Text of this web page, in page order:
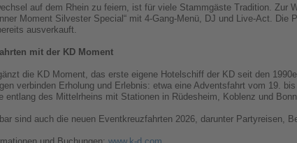
auf dem Rhein zu feiern, ist für viele Stammgäste Tradition.
Moment Silvester Special“ mit 4-Gang-Menü, DJ und Live-Act.
ausverkauft.
mit der KD Moment
die KD Moment, das erste eigene Hotelschiff der KD seit den
verbinden Erholung und Erlebnis: etwa eine Adventsfahrt vom 19.
entlang des Mittelrheins mit Stationen in Rüdesheim, Koblenz und
sind auch die neuen Eventkreuzfahrten 2026, darunter Partyreisen,